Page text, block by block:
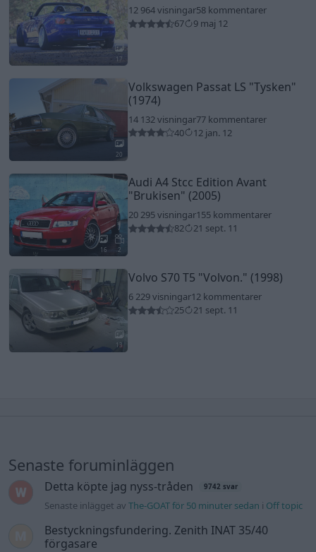
17
12 964 visningar58 kommentarer
67
9 maj 12
20
Volkswagen Passat LS "Tysken"
(1974)
14 132 visningar77 kommentarer
40
12 jan. 12
16 2
Audi A4 Stcc Edition Avant
"Brukisen" (2005)
20 295 visningar155 kommentarer
82
21 sept. 11
13
Volvo S70 T5 "Volvon." (1998)
6 229 visningar12 kommentarer
25
21 sept. 11
Senaste foruminläggen
Detta köpte jag nyss-tråden 9742 svar
Senaste inlägget avThe-GOAT för 50 minuter sedan i Off topic
Bestyckningsfundering. Zenith INAT 35/40
förgasare